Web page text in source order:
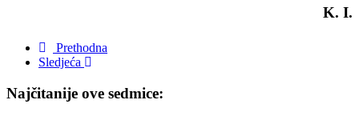
K. I.
Prethodna
Sledjeća
Najčitanije ove sedmice: